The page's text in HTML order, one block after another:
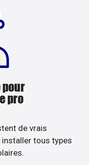
pour
pro
de vrais
tous types